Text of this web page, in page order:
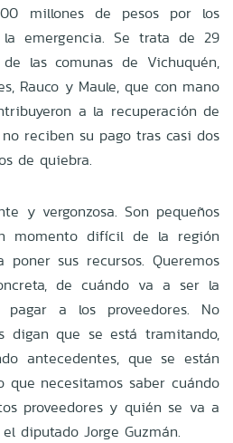
millones de pesos por los
emergencia. Se trata de 29
las comunas de Vichuquén,
Rauco y Maule, que con mano
a la recuperación de
reciben su pago tras casi dos
de quiebra.
y vergonzosa. Son pequeños
momento difícil de la región
poner sus recursos. Queremos
de cuándo va a ser la
a los proveedores. No
digan que se está tramitando,
antecedentes, que se están
que necesitamos saber cuándo
proveedores y quién se va a
diputado Jorge Guzmán.